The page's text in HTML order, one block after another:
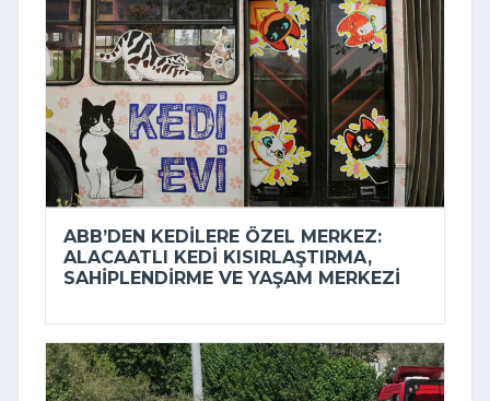
ABB’DEN KEDILERE ÖZEL MERKEZ:
ALACAATLI KEDI KISIRLAŞTIRMA,
SAHIPLENDIRME VE YAŞAM MERKEZI